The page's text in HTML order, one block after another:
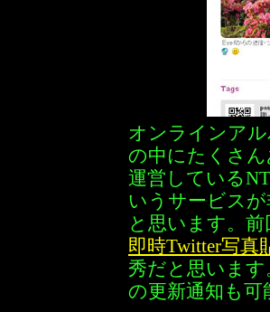
オンラインア
の中にたくさん
運営している
いうサービス
と思います。
即時Twitter写真
秀だと思います
の更新通知も可